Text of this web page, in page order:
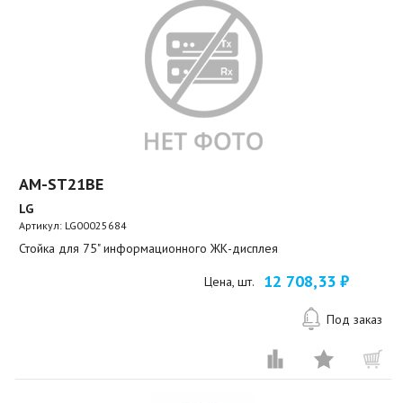
AM-ST21BE
LG
Артикул: LG00025684
Стойка для 75" информационного ЖК-дисплея
Цена, шт. 12 708,33 ₽
Под заказ